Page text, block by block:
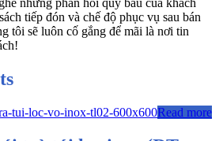
những phản hồi quý báu của khách
tiếp đón và chế độ phục vụ sau bán
tôi sẽ luôn cố gắng để mãi là nơi tin
Read more